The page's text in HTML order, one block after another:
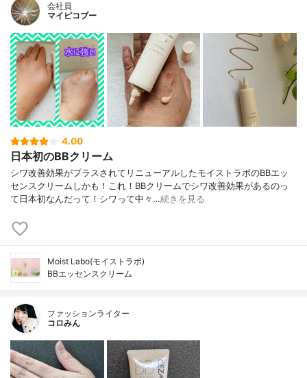
会社員
マイピコブー
4.00
日本初のBBクリーム
シワ改善効果がプラスされてリニューアルしたモイストラボのBBエッ
センスクリームしかも！これ！BBクリームでシワ改善効果があるのっ
て日本初なんだって！シワって中々…続きを見る
Moist Labo(モイストラボ)
BBエッセンスクリーム
ファッションライター
コロみん